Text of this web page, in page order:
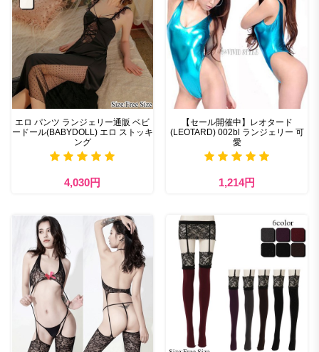
エロ パンツ ランジェリー通販 ベビ
ードール(BABYDOLL) エロ ストッキ
ング
4,030円
【セール開催中】レオタード
(LEOTARD) 002bl ランジェリー 可
愛
1,214円